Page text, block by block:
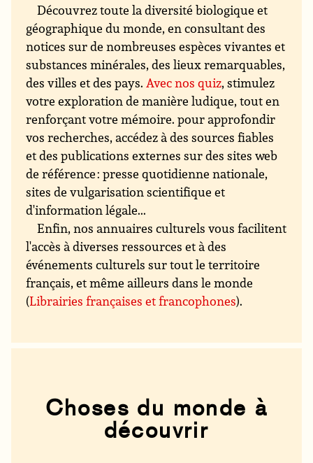
Découvrez toute la diversité biologique et
géographique du monde, en consultant des
notices sur de nombreuses espèces vivantes et
substances minérales, des lieux remarquables,
des villes et des pays. Avec nos quiz, stimulez
votre exploration de manière ludique, tout en
renforçant votre mémoire. pour approfondir
vos recherches, accédez à des sources fiables
et des publications externes sur des sites web
de référence : presse quotidienne nationale,
sites de vulgarisation scientifique et
d'information légale...
Enfin, nos annuaires culturels vous facilitent
l'accès à diverses ressources et à des
événements culturels sur tout le territoire
français, et même ailleurs dans le monde
(Librairies françaises et francophones).
Choses du monde à
découvrir